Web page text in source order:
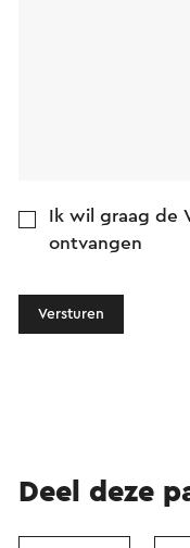
Ik wil graag de
ontvangen
Versturen
Deel deze